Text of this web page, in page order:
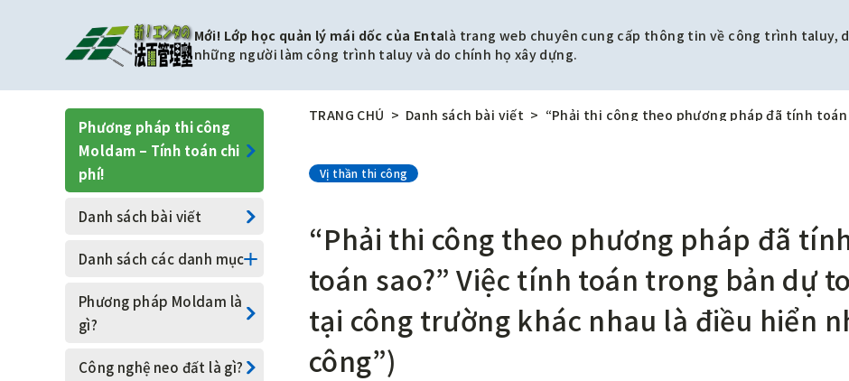
Mới! Lớp học quản lý mái dốc của Entalà trang web chuyên cung cấp thông tin về công trình taluy,
những người làm công trình taluy và do chính họ xây dựng.
TRANG CHỦ Danh sách bài viết
Vị thần thi công
“Phải thi công theo phương pháp đã
toán sao?” Việc tính toán trong bản dự
tại công trường khác nhau là điều hiển
công”)
Phương pháp thi công
Moldam – Tính toán chi
phí!
Danh sách bài viết
Danh sách các danh mục
Công trình gia cố tường
chắn
Kỹ thuật Moldam
Phương pháp Moldam là
gì?
Công nghệ neo đất là gì?